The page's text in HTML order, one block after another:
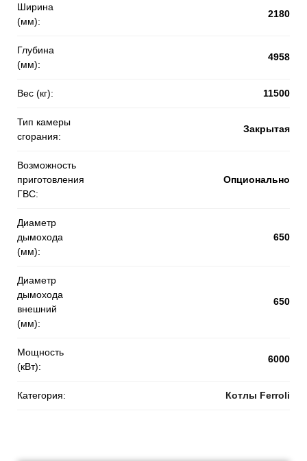
Ширина
(мм):
2180
Глубина
(мм):
4958
Вес (кг): 11500
Тип камеры
сгорания:
Закрытая
Возможность
приготовления
ГВС:
Опционально
Диаметр
дымохода
(мм):
650
Диаметр
дымохода
внешний
(мм):
650
Мощность
(кВт):
6000
Категория: Котлы Ferroli